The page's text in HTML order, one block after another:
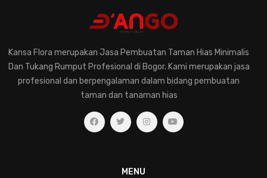
jasa-taman-murah
memilih-tanaman-hias-untuk-rumah
pemahaman-dalam-merawat-tanaman-hias
kecantikanalami ruanghijau
menjagatanamanhias
Kansa Flora merupakan Jasa Pembuatan Taman Hias Minimalis
Dan Tukang Rumput Profesional di Bogor. Kami merupakan jasa
profesional dan berpengalaman dalam bidang pembuatan
taman dan tanaman hias
MENU